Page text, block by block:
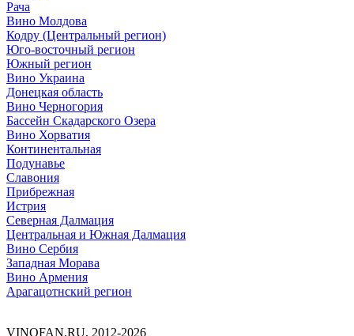
Рача
Вино Молдова
Кодру (Центральный регион)
Юго-восточный регион
Южный регион
Вино Украина
Донецкая область
Вино Черногория
Бассейн Скадарского Озера
Вино Хорватия
Континентальная
Подунавье
Славония
Прибрежная
Истрия
Северная Далмация
Центральная и Южная Далмация
Вино Сербия
Западная Морава
Вино Армения
Арагацотнский регион
VINOFAN.RU, 2012-2026